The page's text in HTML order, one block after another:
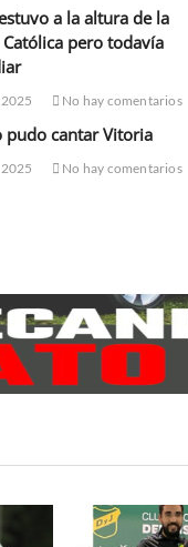
a la altura de la
pero todavía
No hay comentarios
pudo cantar Vitoria
No hay comentarios